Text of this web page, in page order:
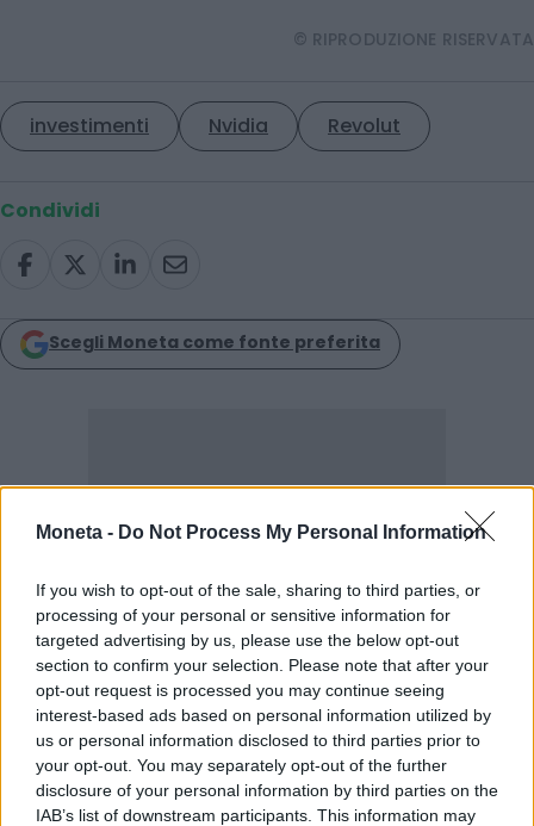
Moneta - Do Not Process My Personal Information
If you wish to opt-out of the sale, sharing to third parties, or
processing of your personal or sensitive information for
targeted advertising by us, please use the below opt-out
section to confirm your selection. Please note that after your
opt-out request is processed you may continue seeing
interest-based ads based on personal information utilized by
us or personal information disclosed to third parties prior to
your opt-out. You may separately opt-out of the further
disclosure of your personal information by third parties on the
IAB’s list of downstream participants. This information may
© RIPRODUZIONE RISERVATA
investimenti Nvidia Revolut
Condividi
Scegli Moneta come fonte preferita
LEGGI ANCHE